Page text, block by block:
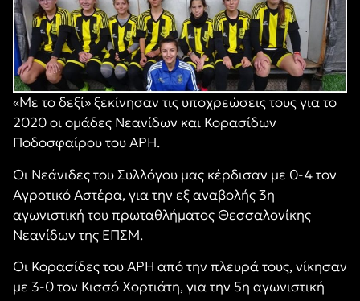
«Με το δεξί» ξεκίνησαν τις υποχρεώσεις τους για το
2020 οι ομάδες Νεανίδων και Κορασίδων
Ποδοσφαίρου του ΑΡΗ.
Οι Νεάνιδες του Συλλόγου μας κέρδισαν με 0-4 τον
Αγροτικό Αστέρα, για την εξ αναβολής 3η
αγωνιστική του πρωταθλήματος Θεσσαλονίκης
Νεανίδων της ΕΠΣΜ.
Οι Κορασίδες του ΑΡΗ από την πλευρά τους, νίκησαν
με 3-0 τον Κισσό Χορτιάτη, για την 5η αγωνιστική